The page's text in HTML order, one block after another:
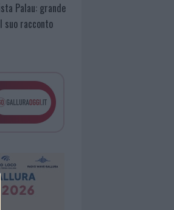
Palau: grande
suo racconto